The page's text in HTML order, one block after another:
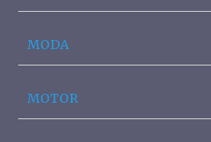
MODA
MOTOR